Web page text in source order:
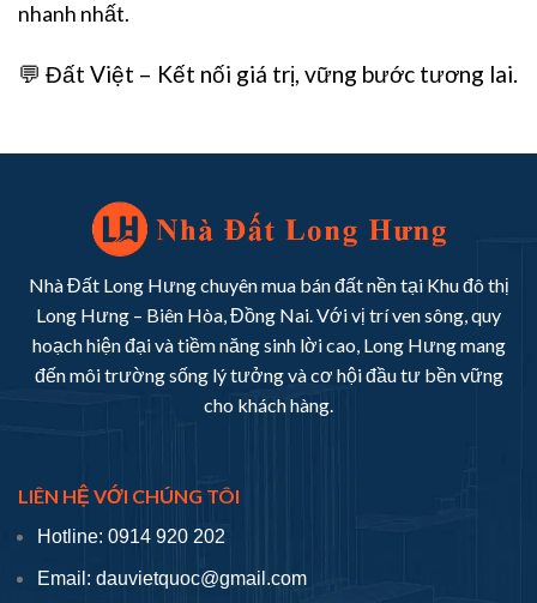
nhanh nhất.
💬 Đất Việt – Kết nối giá trị, vững bước tương lai.
Nhà Đất Long Hưng chuyên mua bán đất nền tại Khu đô thị
Long Hưng – Biên Hòa, Đồng Nai. Với vị trí ven sông, quy
hoạch hiện đại và tiềm năng sinh lời cao, Long Hưng mang
đến môi trường sống lý tưởng và cơ hội đầu tư bền vững
cho khách hàng.
LIÊN HỆ VỚI CHÚNG TÔI
Hotline: 0914 920 202
Email: dauvietquoc@gmail.com